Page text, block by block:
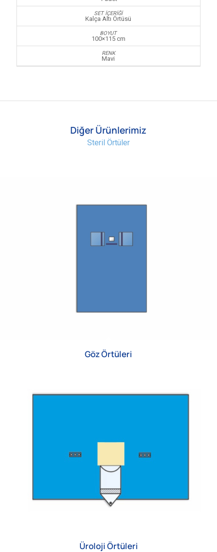
Kalça Altı Örtüsü
100×115 cm
Mavi
Diğer Ürünlerimiz
Steril Örtüler
Göz Örtüleri
Üroloji Örtüleri